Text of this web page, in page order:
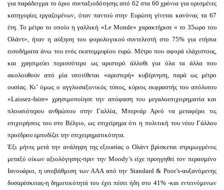
για παράδειγμα το όριο συνταξιοδότησης από 62 στα 60 χρόνια για ορισμένες
κατηγορίες εργαζομένων, όταν παντού στην Ευρώπη γίνεται κανόνας τα 67
έτη. Το μέτρο το οποίο η γαλλική «Le Monde» χαρακτήρισε « το 35ωρο του
Ολάντ», ήταν η αύξηση του φορολογικού συντελεστή στο 75% για ετήσια
εισοδήματα άνω του ενός εκατομμυρίου ευρώ. Μέτρο που αφορά ελάχιστους,
και χρησιμεύει περισσότερο ως αριστερό άλλοθι για όλα τα άλλα που
ακολουθούν από μία υποτίθεται «αριστερή» κυβέρνηση, παρά ως μέτρο
ουσίας. Κι’ όμως ο αγγλοσαξονικός τύπος, κύριος εκφραστής του απόλυτου
«Laissez-faire» χρησιμοποίησε την απόφαση του μεγαλοεπιχειρηματία και
πλουσιότερου ανθρώπου στην Γαλλία, Μπερνάρ Αρνό να μεταφέρει τις
επιχειρήσεις του στο Βέλγιο, ως επιχείρημα ότι η πολιτική του νέου Γάλλου
προέδρου εμποδίζει την επιχειρηματικότητα.
Έξι μήνες μετά την ανάληψη της εξουσίας ο Ολάντ βρίσκεται στριμωγμένος
μεταξύ οίκων αξιολόγησης-πριν την Moody’s είχε προηγηθεί τον περασμένο
Ιανουάριο, η υποβάθμιση των ΑΑΑ από την Standard & Poor’s-αυξανόμενης
δυσαρέσκειας-η δημοτικότητά του έχει πέσει ήδη στο 41% -και εντεινόμενων